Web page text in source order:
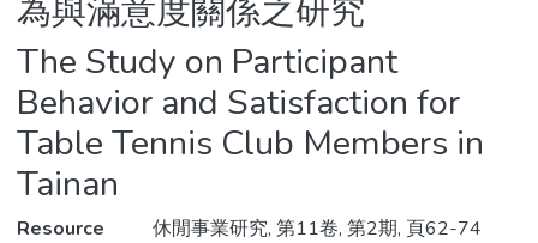
為與滿意度關係之研究
The Study on Participant
Behavior and Satisfaction for
Table Tennis Club Members in
Tainan
Resource
休閒事業研究, 第11卷, 第2期, 頁62-74